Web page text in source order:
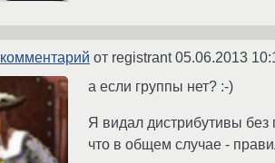
комментарий от registrant05.06.2013
а если группы нет? :-)
Я видал дистрибутивы без
что в общем случае -